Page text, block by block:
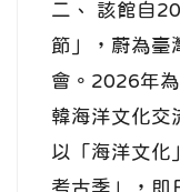
二、 該館自
節」，蔚為臺
會。2026年
韓海洋文化交
以「海洋文化
考古季」，即